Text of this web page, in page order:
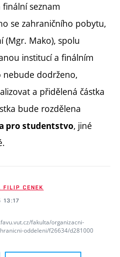
finální seznam
se zahraničního pobytu,
(Mgr. Mako), spolu
institucí a finálním
dodrženo,
a přidělená částka
bude rozdělena
pro studentstvo, jiné
FILIP CENEK
13:17
fakulta/organizacni-
oddeleni/f26634/d281000